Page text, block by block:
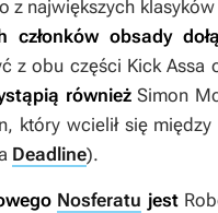
z największych
obsady
z obu części Kick Assa
równieżSimon
który wcielił się
Deadline).
Nosferatu jest